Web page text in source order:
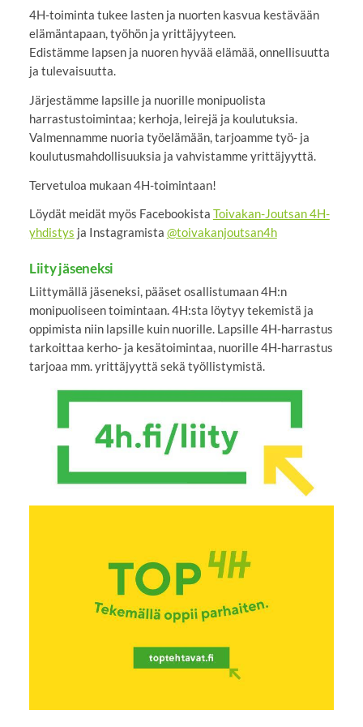
4H-toiminta tukee lasten ja nuorten kasvua kestävään
elämäntapaan, työhön ja yrittäjyyteen.
Edistämme lapsen ja nuoren hyvää elämää, onnellisuutta
ja tulevaisuutta.
Järjestämme lapsille ja nuorille monipuolista
harrastustoimintaa; kerhoja, leirejä ja koulutuksia.
Valmennamme nuoria työelämään, tarjoamme työ- ja
koulutusmahdollisuuksia ja vahvistamme yrittäjyyttä.
Tervetuloa mukaan 4H-toimintaan!
Löydät meidät myös Facebookista Toivakan-Joutsan 4H-
yhdistys ja Instagramista @toivakanjoutsan4h
Liity jäseneksi
Liittymällä jäseneksi, pääset osallistumaan 4H:n
monipuoliseen toimintaan. 4H:sta löytyy tekemistä ja
oppimista niin lapsille kuin nuorille. Lapsille 4H-harrastus
tarkoittaa kerho- ja kesätoimintaa, nuorille 4H-harrastus
tarjoaa mm. yrittäjyyttä sekä työllistymistä.